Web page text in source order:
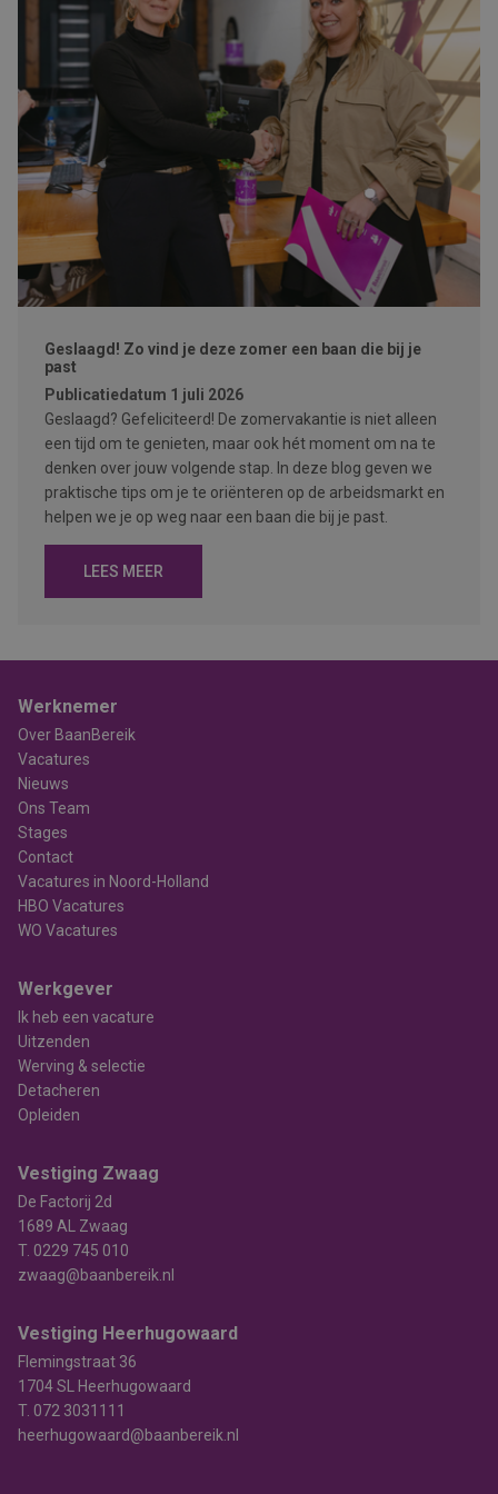
Geslaagd! Zo vind je deze zomer een baan die bij je
past
Publicatiedatum 1 juli 2026
Geslaagd? Gefeliciteerd! De zomervakantie is niet alleen
een tijd om te genieten, maar ook hét moment om na te
denken over jouw volgende stap. In deze blog geven we
praktische tips om je te oriënteren op de arbeidsmarkt en
helpen we je op weg naar een baan die bij je past.
LEES MEER
Werknemer
Over BaanBereik
Vacatures
Nieuws
Ons Team
Stages
Contact
Vacatures in Noord-Holland
HBO Vacatures
WO Vacatures
Werkgever
Ik heb een vacature
Uitzenden
Werving & selectie
Detacheren
Opleiden
Vestiging Zwaag
De Factorij 2d
1689 AL Zwaag
T. 0229 745 010
zwaag@baanbereik.nl
Vestiging Heerhugowaard
Flemingstraat 36
1704 SL Heerhugowaard
T. 072 3031111
heerhugowaard@baanbereik.nl